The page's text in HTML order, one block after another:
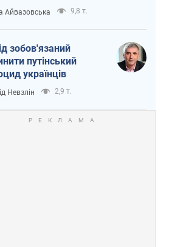
Айвазовська 9,8 т.
зобов'язаний
путінський
українців
Невзлін 2,9 т.